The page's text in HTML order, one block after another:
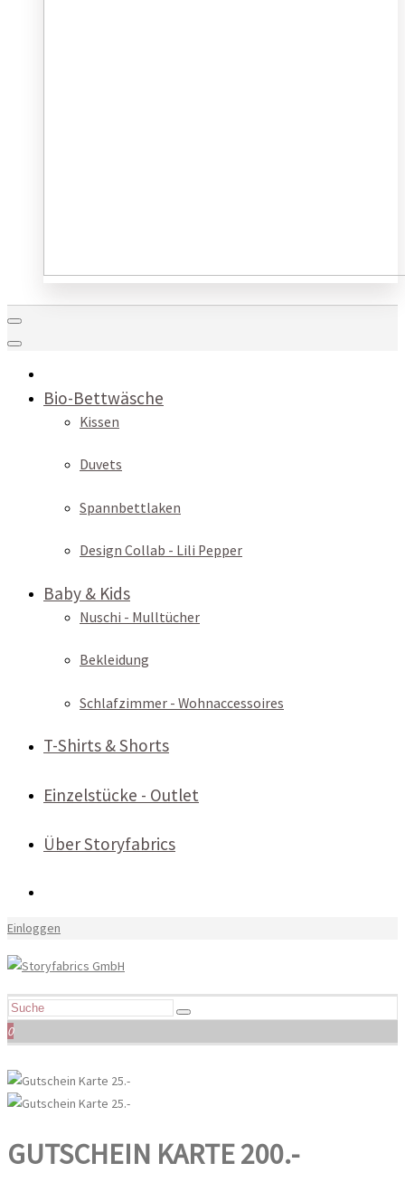
Bio-Bettwäsche
Kissen
Duvets
Spannbettlaken
Design Collab - Lili Pepper
Baby & Kids
Nuschi - Mulltücher
Bekleidung
Schlafzimmer - Wohnaccessoires
T-Shirts & Shorts
Einzelstücke - Outlet
Über Storyfabrics
Einloggen
0
GUTSCHEIN KARTE 200.-